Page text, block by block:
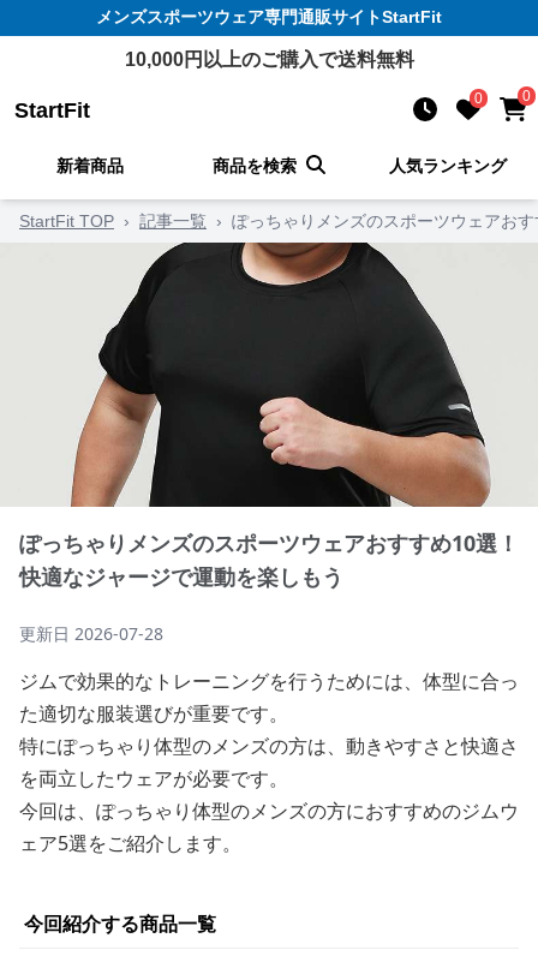
メンズスポーツウェア専門通販サイトStartFit
10,000円以上のご購入で送料無料
StartFit 0 0
新着商品 商品を検索 人気ランキング
StartFit TOP › 記事一覧 › ぽっちゃりメンズのスポーツウェアお
ぽっちゃりメンズのスポーツウェアおすすめ10選！
快適なジャージで運動を楽しもう
更新日 2026-07-28
ジムで効果的なトレーニングを行うためには、体型に合っ
た適切な服装選びが重要です。
特にぽっちゃり体型のメンズの方は、動きやすさと快適さ
を両立したウェアが必要です。
今回は、ぽっちゃり体型のメンズの方におすすめのジムウ
ェア5選をご紹介します。
今回紹介する商品一覧